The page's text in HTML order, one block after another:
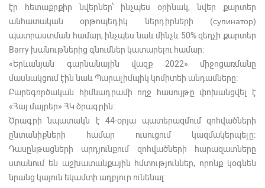
էր հետաքրքիր նվերներ՝ ինչպես օրինակ, նվեր քարտեր
անհատական ​​օրթոպեդիկ ներդիրների (супинатор)
պատրաստման համար, ինչպես նաև մինչև 50% զեղչի քարտեր
Barry խանութներից գնումներ կատարելու համար։
«Երևանյան գարնանային վազք 2022» միջոցառմանը
մասնակցում էին նաև Պարալիմպիկ կոմիտեի անդամները։
Բարեգործական հիմնադրամի ողջ հասույթը փոխանցվել է
«Հայ մայրեր» ՀԿ ծրագրին:
Ծրագրի նպատակն է 44-օրյա պատերազմում զոհվածների
ընտանիքների համար ուսուցում կազմակերպելը։
Դասընթացների արդյունքում զոհվածների հարազատները
ստանում են աշխատանքային հմտություններ, որոնք կօգնեն
նրանց կայուն եկամտի աղբյուր ունենալ։